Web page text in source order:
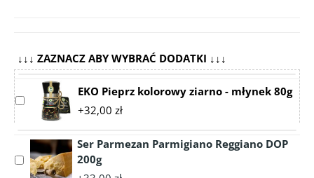
↓↓↓ ZAZNACZ ABY WYBRAĆ DODATKI ↓↓↓
Select
accessory
Pieprz
kolorowy
ziarno
EKO Pieprz kolorowy ziarno - młynek 80g
+32,00 zł
Select
accessory
Ser Parmezan Parmigiano Reggiano DOP
200g